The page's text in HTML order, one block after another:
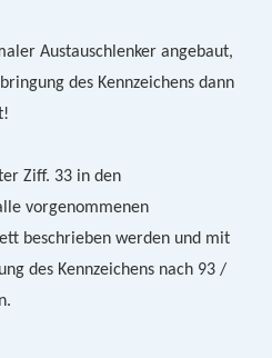
Austauschlenker angebaut,
des Kennzeichens dann
Ziff. 33 in den
vorgenommenen
beschrieben werden und mit
des Kennzeichens nach 93 /